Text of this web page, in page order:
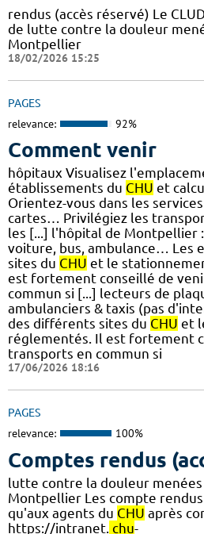
rendus (accès réservé) Le
de lutte contre la douleur
Montpellier
18/02/2026 15:25
PAGES
relevance: 92%
Comment venir
hôpitaux Visualisez
établissements du CHU et
Orientez-vous dans les
cartes… Privilégiez les
les [...] l'hôpital de Montpellier
voiture, bus, ambulance… Les
sites du CHU et le
est fortement conseillé de
commun si [...] lecteurs de
ambulanciers & taxis (pas
des différents sites du CHU et
réglementés. Il est fortement
transports en commun si
17/06/2026 18:16
PAGES
relevance: 100%
Comptes rendus
lutte contre la douleur menées
Montpellier Les compte
qu'aux agents du CHU après
https://intranet. chu-